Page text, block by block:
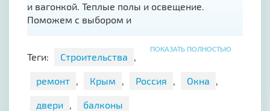
и вагонкой. Теплые полы и освещение.
Поможем с выбором и
ПОКАЗАТЬ ПОЛНОСТЬЮ
Теги: Строительства ,
ремонт , Крым , Россия , Окна ,
двери , балконы